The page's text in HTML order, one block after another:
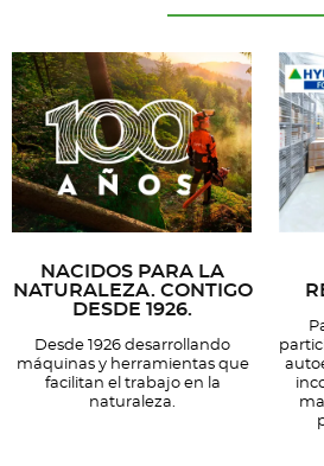
NACIDOS PARA LA
NATURALEZA. CONTIGO
DESDE 1926.
Desde 1926 desarrollando
máquinas y herramientas que
facilitan el trabajo en la
naturaleza.